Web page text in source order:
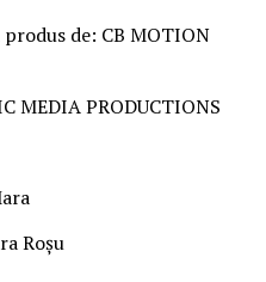
de: CB MOTION
MEDIA PRODUCTIONS
Roșu